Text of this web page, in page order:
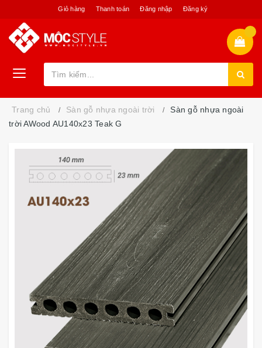
Giỏ hàng Thanh toán Đăng nhập Đăng ký
Trang chủ Sàn gỗ nhựa ngoài trời
Sàn gỗ nhựa ngoài
trời AWood AU140x23 Teak G